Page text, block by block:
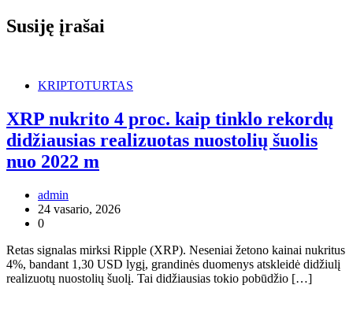
Susiję įrašai
KRIPTOTURTAS
XRP nukrito 4 proc. kaip tinklo rekordų
didžiausias realizuotas nuostolių šuolis
nuo 2022 m
admin
24 vasario, 2026
0
Retas signalas mirksi Ripple (XRP). Neseniai žetono kainai nukritus
4%, bandant 1,30 USD lygį, grandinės duomenys atskleidė didžiulį
realizuotų nuostolių šuolį. Tai didžiausias tokio pobūdžio […]